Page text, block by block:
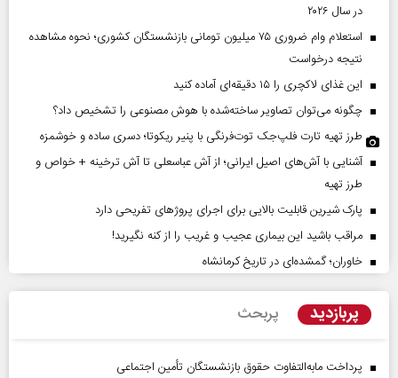
در سال ۲۰۲۶
استعلام وام ضروری ۷۵ میلیون تومانی بازنشستگان کشوری؛ نحوه مشاهده
نتیجه درخواست
این غذای لاکچری را ۱۵ دقیقه‌ای آماده کنید
چگونه می‌توان تصاویر ساخته‌شده با هوش مصنوعی را تشخیص داد؟
طرز تهیه تارت فلپ‌جک توت‌فرنگی با پنیر ریکوتا؛ دسری ساده و خوشمزه
آشنایی با آش‌های اصیل ایرانی؛ از آش عباسعلی تا آش ترخینه + خواص و
طرز تهیه
پارک شیرین قابلیت‌ بالایی برای اجرای پروژهای تفریحی دارد
مراقب باشید این بیماری عجیب و غریب را از کنه نگیرید!
خاوران؛ گمشده‌ای در تاریخ کرمانشاه
پربازدید پربحث
پرداخت مابه‌التفاوت حقوق بازنشستگان تأمین اجتماعی